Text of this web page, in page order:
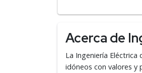
Acerca de
La Ingeniería
idóneos con valores y